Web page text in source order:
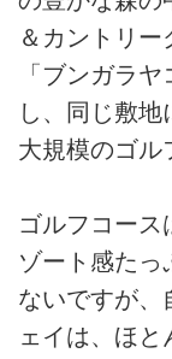
＆カントリー
「ブンガラ
し、同じ敷
大規模のゴル
ゴルフコース
ゾート感たっ
ないですが、
ェイは、ほ